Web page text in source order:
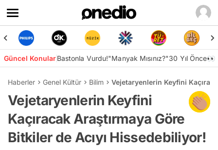
Güncel KonularBastonla Vurdu!"Manyak Mısınız?"30 Yıl Önce👀
Haberler Genel Kültür Bilim Vejetaryenlerin Keyfini
Vejetaryenlerin Keyfini
Kaçıracak Araştırmaya Göre
Bitkiler de Acıyı Hissedebiliyor!